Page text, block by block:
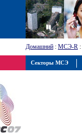
Домашний : МСЭ-R :
Секторы МСЭ